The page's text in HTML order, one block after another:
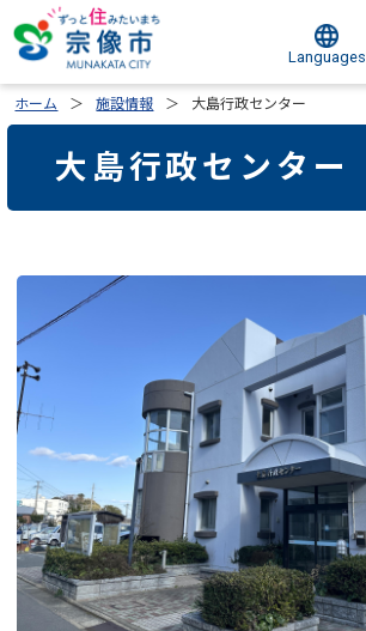
Languages
ホーム 施設情報 大島行政センター
大島行政センター